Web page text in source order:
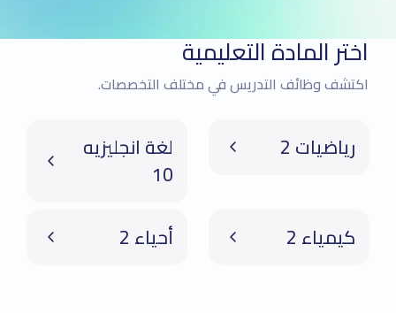
اختر المادة التعليمية
اكتشف وظائف التدريس في مختلف التخصصات.
رياضيات 2 لغة انجليزيه
10
كيمياء 2
أحياء 2